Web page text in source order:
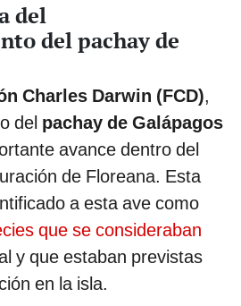
del
del pachay de
Charles Darwin (FCD),
del pachay de Galápagos
avance dentro del
de Floreana. Esta
a esta ave como
que se consideraban
y que estaban previstas
en la isla.